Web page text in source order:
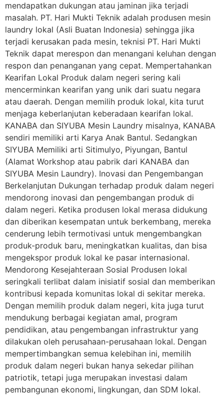
mendapatkan dukungan atau jaminan jika terjadi
masalah. PT. Hari Mukti Teknik adalah produsen mesin
laundry lokal (Asli Buatan Indonesia) sehingga jika
terjadi kerusakan pada mesin, teknisi PT. Hari Mukti
Teknik dapat merespon dan menangani keluhan dengan
respon dan penanganan yang cepat. Mempertahankan
Kearifan Lokal Produk dalam negeri sering kali
mencerminkan kearifan yang unik dari suatu negara
atau daerah. Dengan memilih produk lokal, kita turut
menjaga keberlanjutan keberadaan kearifan lokal.
KANABA dan SIYUBA Mesin Laundry misalnya, KANABA
sendiri memiliki arti Karya Anak Bantul. Sedangkan
SIYUBA Memiliki arti Sitimulyo, Piyungan, Bantul
(Alamat Workshop atau pabrik dari KANABA dan
SIYUBA Mesin Laundry). Inovasi dan Pengembangan
Berkelanjutan Dukungan terhadap produk dalam negeri
mendorong inovasi dan pengembangan produk di
dalam negeri. Ketika produsen lokal merasa didukung
dan diberikan kesempatan untuk berkembang, mereka
cenderung lebih termotivasi untuk mengembangkan
produk-produk baru, meningkatkan kualitas, dan bisa
mengekspor produk lokal ke pasar internasional.
Mendorong Kesejahteraan Sosial Produsen lokal
seringkali terlibat dalam inisiatif sosial dan memberikan
kontribusi kepada komunitas lokal di sekitar mereka.
Dengan memilih produk dalam negeri, kita juga turut
mendukung berbagai kegiatan amal, program
pendidikan, atau pengembangan infrastruktur yang
dilakukan oleh perusahaan-perusahaan lokal. Dengan
mempertimbangkan semua kelebihan ini, memilih
produk dalam negeri bukan hanya sekedar pilihan
patriotik, tetapi juga merupakan investasi dalam
pembangunan ekonomi, lingkungan, dan SDM lokal.